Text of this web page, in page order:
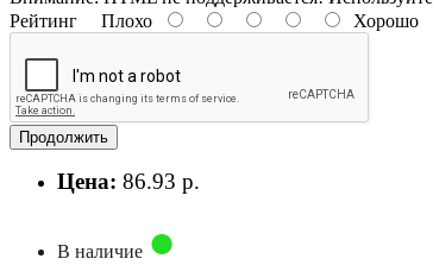
Рейтинг Плохо Хорошо
Продолжить
Цена: 86.93 р.
В наличие